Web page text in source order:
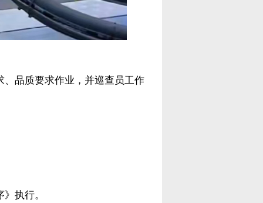
品质要求作业，并巡查员工作
执行。